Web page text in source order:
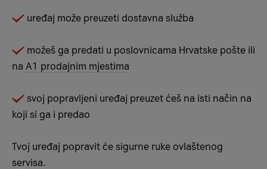
uređaj može preuzeti dostavna služba
možeš ga predati u poslovnicama Hrvatske pošte ili
na A1 prodajnim mjestima
svoj popravljeni uređaj preuzet ćeš na isti način na
koji si ga i predao
Tvoj uređaj popravit će sigurne ruke ovlaštenog
servisa.